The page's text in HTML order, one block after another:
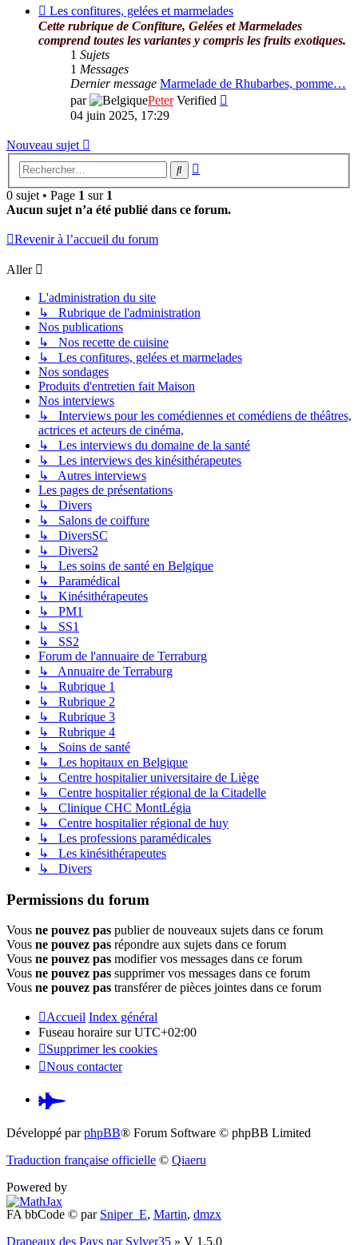
Flux
-
Les
confitures,
gelées
marmelades
Les confitures, gelées et marmelades
Cette rubrique de Confiture, Gelées et Marmelades
comprend toutes les variantes y compris les fruits exotiques.
1 Sujets
1 Messages
Dernier message Marmelade de Rhubarbes, pomme…
par
Peter Verified
04 juin 2025, 17:29
Nouveau sujet
Rechercher
0 sujet • Page 1 sur 1
Aucun sujet n’a été publié dans ce forum.
Revenir à l’accueil du forum
Aller
L'administration du site
↳ Rubrique de l'administration
Nos publications
↳ Nos recette de cuisine
↳ Les confitures, gelées et marmelades
Nos sondages
Produits d'entretien fait Maison
Nos interviews
↳ Interviews pour les comédiennes et comédiens de théâtres,
actrices et acteurs de cinéma,
↳ Les interviews du domaine de la santé
↳ Les interviews des kinésithérapeutes
↳ Autres interviews
Les pages de présentations
↳ Divers
↳ Salons de coiffure
↳ DiversSC
↳ Divers2
↳ Les soins de santé en Belgique
↳ Paramédical
↳ Kinésithérapeutes
↳ PM1
↳ SS1
↳ SS2
Forum de l'annuaire de Terraburg
↳ Annuaire de Terraburg
↳ Rubrique 1
↳ Rubrique 2
↳ Rubrique 3
↳ Rubrique 4
↳ Soins de santé
↳ Les hopitaux en Belgique
↳ Centre hospitalier universitaire de Liège
↳ Centre hospitalier régional de la Citadelle
↳ Clinique CHC MontLégia
↳ Centre hospitalier régional de huy
↳ Les professions paramédicales
↳ Les kinésithérapeutes
↳ Divers
Permissions du forum
Vous ne pouvez pas publier de nouveaux sujets dans ce forum
Vous ne pouvez pas répondre aux sujets dans ce forum
Vous ne pouvez pas modifier vos messages dans ce forum
Vous ne pouvez pas supprimer vos messages dans ce forum
Vous ne pouvez pas transférer de pièces jointes dans ce forum
Accueil Index général
Fuseau horaire surUTC+02:00
Supprimer les cookies
Nous contacter
Pardus.at
(S’ouvre
nouvel
Développé parphpBB® Forum Software © phpBB Limited
Traduction française officielle © Qiaeru
Powered by
FA bbCode © par Sniper_E, Martin, dmzx
Drapeaux des Pays par Sylver35 » V 1.5.0